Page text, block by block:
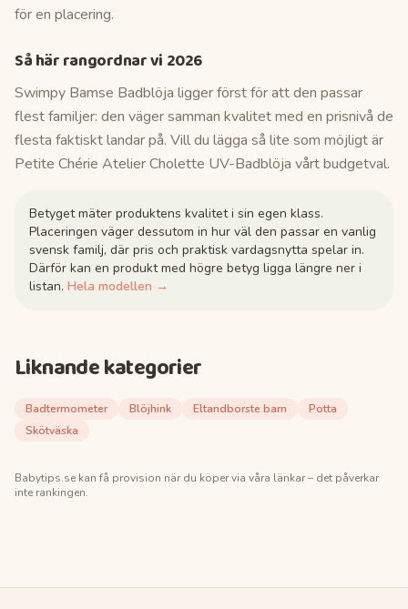
för en placering.
Så här rangordnar vi 2026
Swimpy Bamse Badblöja ligger först för att den passar
flest familjer: den väger samman kvalitet med en prisnivå de
flesta faktiskt landar på. Vill du lägga så lite som möjligt är
Petite Chérie Atelier Cholette UV-Badblöja vårt budgetval.
Betyget mäter produktens kvalitet i sin egen klass.
Placeringen väger dessutom in hur väl den passar en vanlig
svensk familj, där pris och praktisk vardagsnytta spelar in.
Därför kan en produkt med högre betyg ligga längre ner i
listan. Hela modellen →
Liknande kategorier
Badtermometer Blöjhink Eltandborste barn
Potta
Skötväska
Babytips.se kan få provision när du köper via våra länkar – det påverkar
inte rankingen.